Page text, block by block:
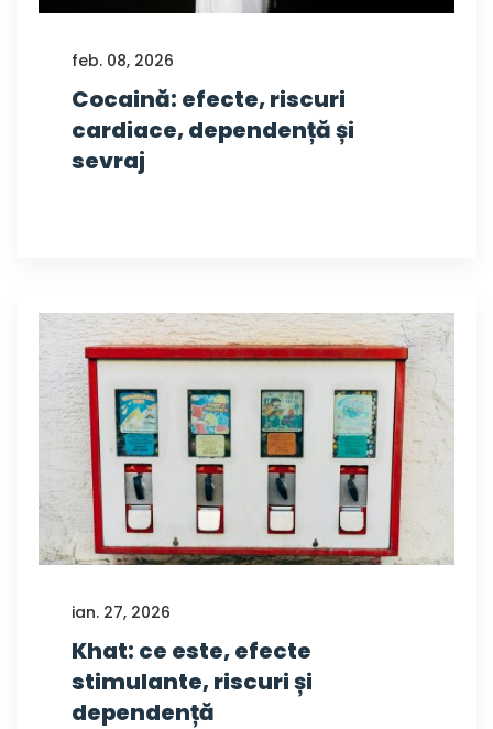
feb. 08, 2026
Cocaină: efecte, riscuri
cardiace, dependență și
sevraj
ian. 27, 2026
Khat: ce este, efecte
stimulante, riscuri și
dependență